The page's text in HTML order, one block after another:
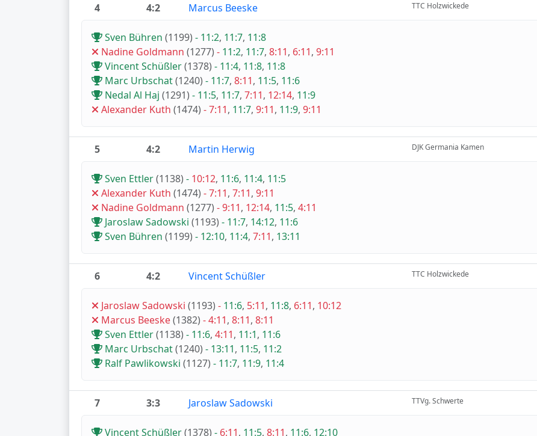
4 4:2 Marcus Beeske TTC Holzwickede
Sven Bühren (1199) - 11:2, 11:7, 11:8
Nadine Goldmann (1277) - 11:2, 11:7, 8:11, 6:11, 9:11
Vincent Schüßler(1378) - 11:4, 11:8, 11:8
Marc Urbschat(1240) - 11:7, 8:11, 11:5, 11:6
Nedal Al Haj (1291) - 11:5, 11:7, 7:11, 12:14, 11:9
Alexander Kuth (1474) -7:11, 11:7, 9:11, 11:9, 9:11
5 4:2 Martin Herwig DJK Germania Kamen
Sven Ettler(1138) - 10:12, 11:6, 11:4, 11:5
Alexander Kuth (1474) -7:11, 7:11, 9:11
Nadine Goldmann (1277) -9:11, 12:14, 11:5, 4:11
Jaroslaw Sadowski (1193) - 11:7, 14:12, 11:6
Sven Bühren (1199) - 12:10, 11:4, 7:11, 13:11
6 4:2 Vincent Schüßler TTC Holzwickede
Jaroslaw Sadowski (1193) - 11:6, 5:11, 11:8, 6:11, 10:12
Marcus Beeske(1382) -4:11, 8:11, 8:11
Sven Ettler(1138) - 11:6, 4:11, 11:1, 11:6
Marc Urbschat(1240) - 13:11, 11:5, 11:2
Ralf Pawlikowski (1127) - 11:7, 11:9, 11:4
7 3:3 Jaroslaw Sadowski TTVg. Schwerte
Vincent Schüßler(1378) - 6:11, 11:5, 8:11, 11:6, 12:10